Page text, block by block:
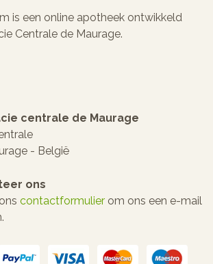
is een online apotheek ontwikkeld
Centrale de Maurage.
centrale de Maurage
- België
ons
contactformulier om ons een e-mail